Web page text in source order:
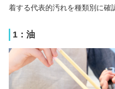
着する代表的汚れを種類別に確
1：油